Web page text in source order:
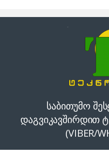
საბითუმო
დაგვიკავშირდით
(VIBER/